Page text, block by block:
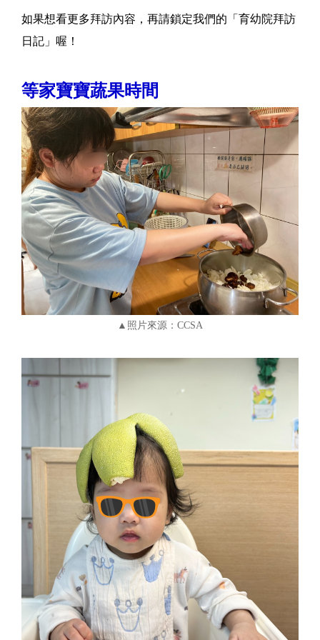
如果想看更多拜訪內容，再請鎖定我們的「育幼院拜訪
日記」喔！
等家寶寶蔬果時間
▲照片來源：CCSA